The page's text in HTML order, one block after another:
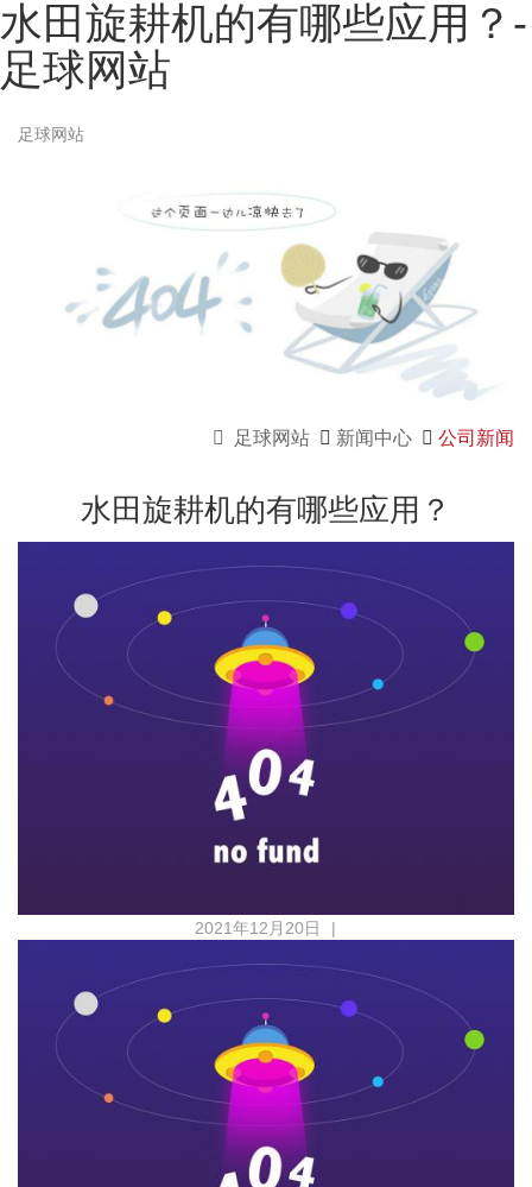
水田旋耕机的有哪些应用？-
足球网站
足球网站
足球网站 新闻中心 公司新闻
水田旋耕机的有哪些应用？
2021年12月20日 |